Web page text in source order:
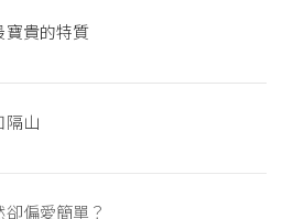
寶貴的特質
隔山
偏愛簡單？